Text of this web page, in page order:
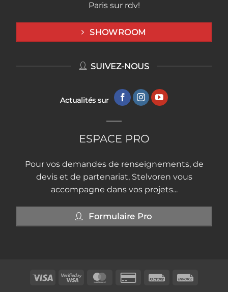
Paris sur rdv!
SHOWROOM
SUIVEZ-NOUS
Actualités sur
ESPACE PRO
Pour vos demandes de renseignements, de
devis et de partenariat, Stelvoren vous
accompagne dans vos projets...
Formulaire Pro
Visa
Visa
MasterCardCredit
Facture